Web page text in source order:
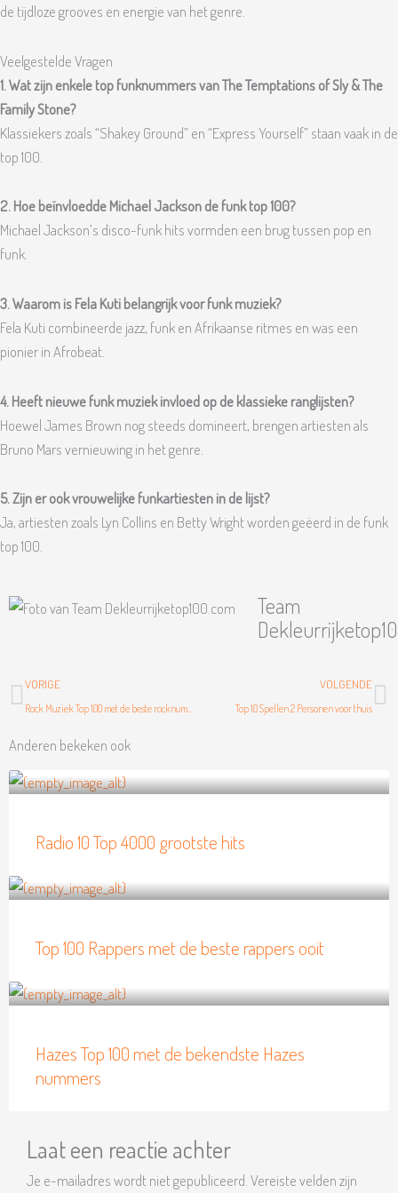
de tijdloze grooves en energie van het genre.
Veelgestelde Vragen
1. Wat zijn enkele top funknummers van The Temptations of Sly & The
Family Stone?
Klassiekers zoals “Shakey Ground” en “Express Yourself” staan vaak in de
top 100.
2. Hoe beïnvloedde Michael Jackson de funk top 100?
Michael Jackson’s disco-funk hits vormden een brug tussen pop en
funk.
3. Waarom is Fela Kuti belangrijk voor funk muziek?
Fela Kuti combineerde jazz, funk en Afrikaanse ritmes en was een
pionier in Afrobeat.
4. Heeft nieuwe funk muziek invloed op de klassieke ranglijsten?
Hoewel James Brown nog steeds domineert, brengen artiesten als
Bruno Mars vernieuwing in het genre.
5. Zijn er ook vrouwelijke funkartiesten in de lijst?
Ja, artiesten zoals Lyn Collins en Betty Wright worden geëerd in de funk
top 100.
Team
Vorige
VORIGE VOLGENDE
Top 10 Spellen 2 Personen voor thuis
Anderen bekeken ook
Radio 10 Top 4000 grootste hits
Top 100 Rappers met de beste rappers ooit
Hazes Top 100 met de bekendste Hazes
nummers
Laat een reactie achter
Je e-mailadres wordt niet gepubliceerd. Vereiste velden zijn